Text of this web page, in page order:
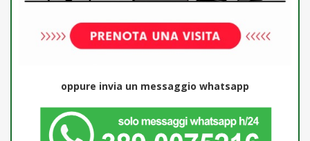
oppure invia un messaggio whatsapp